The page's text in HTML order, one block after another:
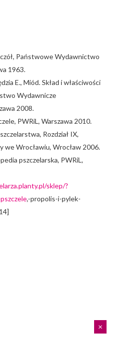
Państwowe Wydawnictwo
1963.
E., Miód. Skład i właściwości
Wydawnicze
2008.
PWRiL, Warszawa 2010.
Rozdział IX,
Wrocławiu, Wrocław 2006.
pszczelarska, PWRiL,
sklep/?
,-propolis-i-pylek-